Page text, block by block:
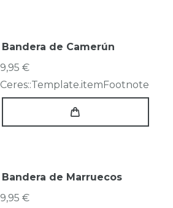
Bandera de Camerún
9,95 €
Ceres::Template.itemFootnote
Bandera de Marruecos
9,95 €